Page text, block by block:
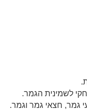
לשמינית הגמר.